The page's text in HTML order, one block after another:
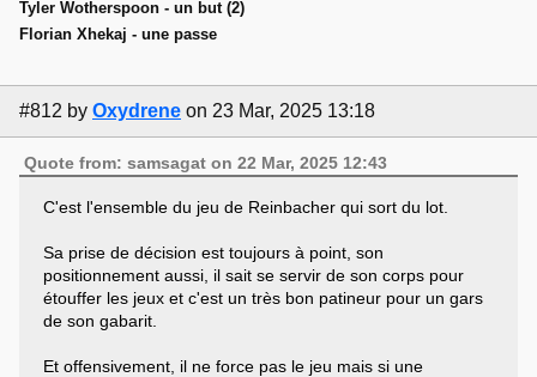
Tyler Wotherspoon - un but (2)
Florian Xhekaj - une passe
#812 by Oxydrene on 23 Mar, 2025 13:18
Quote from: samsagat on 22 Mar, 2025 12:43
C'est l'ensemble du jeu de Reinbacher qui sort du lot.
Sa prise de décision est toujours à point, son
positionnement aussi, il sait se servir de son corps pour
étouffer les jeux et c'est un très bon patineur pour un gars
de son gabarit.
Et offensivement, il ne force pas le jeu mais si une